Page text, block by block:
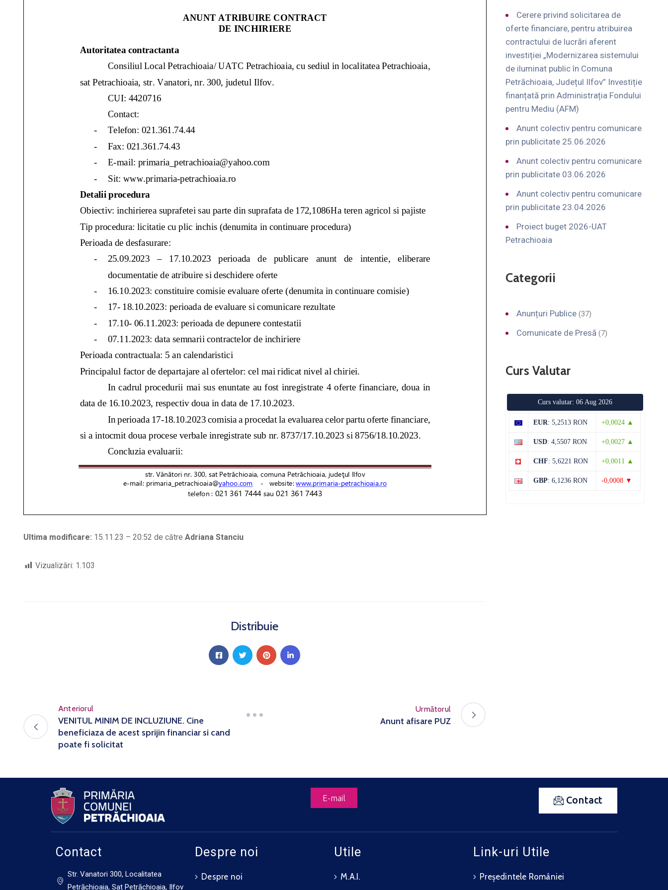
Ultima modificare: 15.11.23 – 20:52 de către Adriana Stanciu
Vizualizări: 1.103
Distribuie
Anteriorul
VENITUL MINIM DE INCLUZIUNE. Cine
beneficiaza de acest sprijin financiar si cand
poate fi solicitat
Următorul
Anunt afisare PUZ
Cerere privind solicitarea de
oferte financiare, pentru atribuirea
contractului de lucrări aferent
investiției „Modernizarea sistemului
de iluminat public în Comuna
Petrăchioaia, Județul Ilfov” Investiție
finanțată prin Administrația Fondului
pentru Mediu (AFM)
Anunt colectiv pentru comunicare
prin publicitate 25.06.2026
Anunt colectiv pentru comunicare
prin publicitate 03.06.2026
Anunt colectiv pentru comunicare
prin publicitate 23.04.2026
Proiect buget 2026-UAT
Petrachioaia
Categorii
Anunțuri Publice (37)
Comunicate de Presă (7)
Curs Valutar
Curs valutar: 06 Aug 2026
EUR: 5,2513 RON +0,0024 ▲
USD: 4,5507 RON +0,0027 ▲
CHF: 5,6221 RON +0,0011 ▲
GBP: 6,1236 RON -0,0008 ▼
E-mail Contact
Contact
Str. Vanatori 300, Localitatea
Petrăchioaia, Sat Petrăchioaia, Ilfov
Despre noi
Despre noi
Utile
M.A.I.
Link-uri Utile
Președintele României